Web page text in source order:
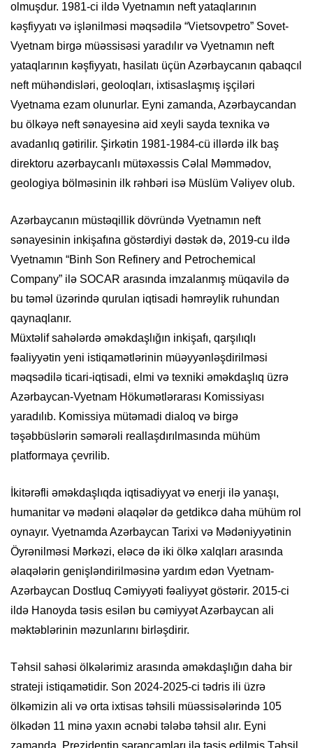
olmuşdur. 1981-ci ildə Vyetnamın neft yataqlarının
kəşfiyyatı və işlənilməsi məqsədilə “Vietsovpetro” Sovet-
Vyetnam birgə müəssisəsi yaradılır və Vyetnamın neft
yataqlarının kəşfiyyatı, hasilatı üçün Azərbaycanın qabaqcıl
neft mühəndisləri, geoloqları, ixtisaslaşmış işçiləri
Vyetnama ezam olunurlar. Eyni zamanda, Azərbaycandan
bu ölkəyə neft sənayesinə aid xeyli sayda texnika və
avadanlıq gətirilir. Şirkətin 1981-1984-cü illərdə ilk baş
direktoru azərbaycanlı mütəxəssis Cəlal Məmmədov,
geologiya bölməsinin ilk rəhbəri isə Müslüm Vəliyev olub.
Azərbaycanın müstəqillik dövründə Vyetnamın neft
sənayesinin inkişafına göstərdiyi dəstək də, 2019-cu ildə
Vyetnamın “Binh Son Refinery and Petrochemical
Company” ilə SOCAR arasında imzalanmış müqavilə də
bu təməl üzərində qurulan iqtisadi həmrəylik ruhundan
qaynaqlanır.
Müxtəlif sahələrdə əməkdaşlığın inkişafı, qarşılıqlı
fəaliyyətin yeni istiqamətlərinin müəyyənləşdirilməsi
məqsədilə ticari-iqtisadi, elmi və texniki əməkdaşlıq üzrə
Azərbaycan-Vyetnam Hökumətlərarası Komissiyası
yaradılıb. Komissiya mütəmadi dialoq və birgə
təşəbbüslərin səmərəli reallaşdırılmasında mühüm
platformaya çevrilib.
İkitərəfli əməkdaşlıqda iqtisadiyyat və enerji ilə yanaşı,
humanitar və mədəni əlaqələr də getdikcə daha mühüm rol
oynayır. Vyetnamda Azərbaycan Tarixi və Mədəniyyətinin
Öyrənilməsi Mərkəzi, eləcə də iki ölkə xalqları arasında
əlaqələrin genişləndirilməsinə yardım edən Vyetnam-
Azərbaycan Dostluq Cəmiyyəti fəaliyyət göstərir. 2015-ci
ildə Hanoyda təsis esilən bu cəmiyyət Azərbaycan ali
məktəblərinin məzunlarını birləşdirir.
Təhsil sahəsi ölkələrimiz arasında əməkdaşlığın daha bir
strateji istiqamətidir. Son 2024-2025-ci tədris ili üzrə
ölkəmizin ali və orta ixtisas təhsili müəssisələrində 105
ölkədən 11 minə yaxın əcnəbi tələbə təhsil alır. Eyni